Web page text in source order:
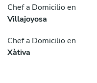
Chef a Domicilio en
Villajoyosa
Chef a Domicilio en
Xàtiva